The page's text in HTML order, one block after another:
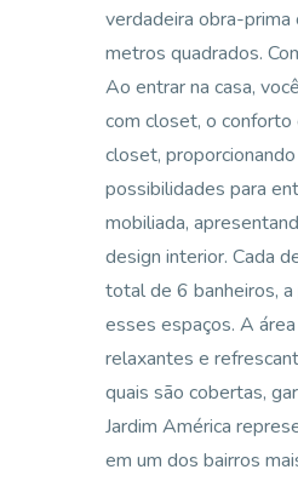
verdadeira obra-
metros quadrados.
Ao entrar na casa,
com closet, o conforto
closet,
possibilidades para
mobiliada,
design interior. Cada
total de 6 banheiros,
esses espaços. A
relaxantes e
quais são cobertas,
Jardim América
em um dos bairros